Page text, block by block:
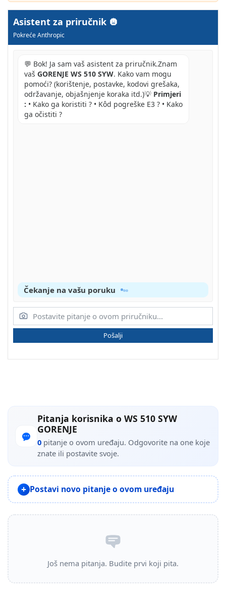
Asistent za priručnik
Pokreće Anthropic
💬 Bok! Ja sam vaš asistent za priručnik.Znam
vaš GORENJE WS 510 SYW. Kako vam mogu
pomoći? (korištenje, postavke, kodovi grešaka,
održavanje, objašnjenje koraka itd.)💡 Primjeri
: • Kako ga koristiti ? • Kôd pogreške E3 ? • Kako
ga očistiti ?
Čekanje na vašu poruku
Pošalji
Pitanja korisnika o WS 510 SYW
GORENJE
0 pitanje o ovom uređaju. Odgovorite na one koje
znate ili postavite svoje.
Postavi novo pitanje o ovom uređaju
Još nema pitanja. Budite prvi koji pita.